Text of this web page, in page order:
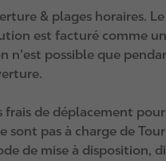
& plages horaires.
est facturé comme
n’est possible que
frais de déplacement
sont pas à charge de
de mise à